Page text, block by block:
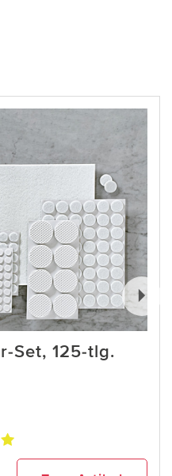
Set, 125-tlg.